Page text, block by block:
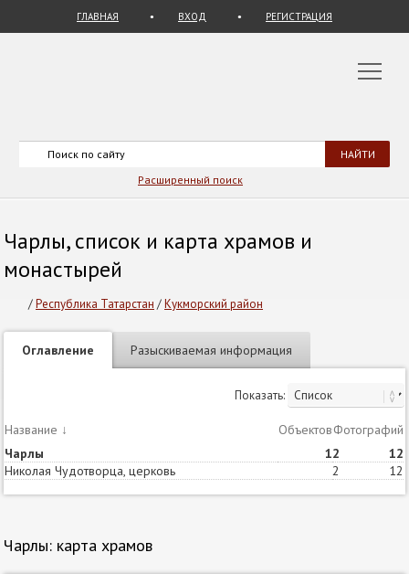
ГЛАВНАЯ ВХОД РЕГИСТРАЦИЯ
Расширенный поиск
Чарлы, список и карта храмов и
монастырей
/Республика Татарстан /Кукморский район
Оглавление Разыскиваемая информация
Показать:
Название ↓ ОбъектовСтатей
Фотографий
Чарлы
12 12
Николая Чудотворца, церковь 2 12
Чарлы: карта храмов